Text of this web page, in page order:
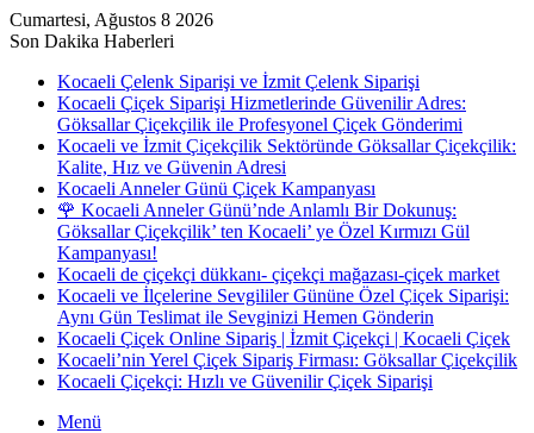
Cumartesi, Ağustos 8 2026
Son Dakika Haberleri
Kocaeli Çelenk Siparişi ve İzmit Çelenk Siparişi
Kocaeli Çiçek Siparişi Hizmetlerinde Güvenilir Adres:
Göksallar Çiçekçilik ile Profesyonel Çiçek Gönderimi
Kocaeli ve İzmit Çiçekçilik Sektöründe Göksallar Çiçekçilik:
Kalite, Hız ve Güvenin Adresi
Kocaeli Anneler Günü Çiçek Kampanyası
🌹 Kocaeli Anneler Günü’nde Anlamlı Bir Dokunuş:
Göksallar Çiçekçilik’ ten Kocaeli’ ye Özel Kırmızı Gül
Kampanyası!
Kocaeli de çiçekçi dükkanı- çiçekçi mağazası-çiçek market
Kocaeli ve İlçelerine Sevgililer Gününe Özel Çiçek Siparişi:
Aynı Gün Teslimat ile Sevginizi Hemen Gönderin
Kocaeli Çiçek Online Sipariş | İzmit Çiçekçi | Kocaeli Çiçek
Kocaeli’nin Yerel Çiçek Sipariş Firması: Göksallar Çiçekçilik
Kocaeli Çiçekçi: Hızlı ve Güvenilir Çiçek Siparişi
Menü